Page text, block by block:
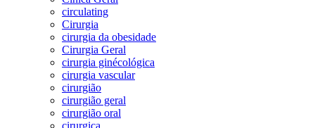
circulating
Cirurgia
cirurgia da obesidade
Cirurgia Geral
cirurgia ginécológica
cirurgia vascular
cirurgião
cirurgião geral
cirurgião oral
cirurgica